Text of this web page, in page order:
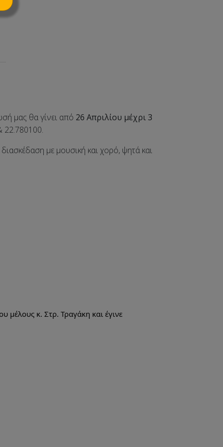
μας θα γίνει από 26 Απριλίου μέχρι 3
22.780100.
με μουσική και χορό, ψητά και
μέλους κ. Στρ. Τραγάκη και έγινε